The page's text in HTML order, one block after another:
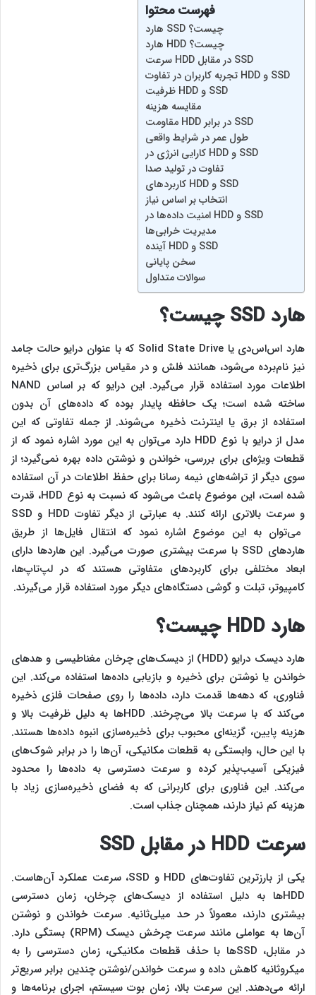
فهرست محتوا
هارد SSD چیست؟
هارد HDD چیست؟
سرعت HDD در مقابل SSD
تجربه کاربران در تفاوت HDD و SSD
ظرفیت HDD و SSD
مقایسه هزینه
مقاومت HDD در برابر SSD
طول عمر در شرایط واقعی
کارایی انرژی در HDD و SSD
تفاوت در تولید صدا
کاربردهای HDD و SSD
انتخاب بر اساس نیاز
امنیت داده‌ها در HDD و SSD
مدیریت خرابی‌ها
آینده HDD و SSD
سخن پایانی
سوالات متداول
هارد SSD چیست؟
هارد اس‌اس‌دی یا Solid State Drive که با عنوان درایو حالت جامد
نیز نام‌برده می‌شود، همانند فلش و در مقیاس بزرگ‌تری برای ذخیره
اطلاعات مورد استفاده قرار می‌گیرد. این درایو که بر اساس NAND
ساخته شده است؛ یک حافظه پایدار بوده که داده‌های آن بدون
استفاده از برق یا اینترنت ذخیره می‌شوند. از جمله تفاوتی که این
مدل از درایو با نوع HDD دارد می‌توان به این مورد اشاره نمود که از
قطعات ویژه‌ای برای بررسی، خواندن و نوشتن داده بهره نمی‌گیرد؛ از
سوی دیگر از تراشه‌های نیمه رسانا برای حفظ اطلاعات در آن استفاده
شده است، این موضوع باعث می‌شود که نسبت به نوع HDD، قدرت
و سرعت بالاتری ارائه کنند. به عبارتی از دیگر تفاوت HDD و SSD
می‌توان به این موضوع اشاره نمود که انتقال فایل‌ها از طریق
هاردهای SSD با سرعت بیشتری صورت می‌گیرد. این هاردها دارای
ابعاد مختلفی برای کاربردهای متفاوتی هستند که در لپ‌تاپ‌ها،
کامپیوتر، تبلت و گوشی دستگاه‌های دیگر مورد استفاده قرار می‌گیرند.
هارد HDD چیست؟
هارد دیسک درایو (HDD) از دیسک‌های چرخان مغناطیسی و هدهای
خواندن یا نوشتن برای ذخیره و بازیابی داده‌ها استفاده می‌کند. این
فناوری، که دهه‌ها قدمت دارد، داده‌ها را روی صفحات فلزی ذخیره
می‌کند که با سرعت بالا می‌چرخند. HDDها به دلیل ظرفیت بالا و
هزینه پایین، گزینه‌ای محبوب برای ذخیره‌سازی انبوه داده‌ها هستند.
با این حال، وابستگی به قطعات مکانیکی، آن‌ها را در برابر شوک‌های
فیزیکی آسیب‌پذیر کرده و سرعت دسترسی به داده‌ها را محدود
می‌کند. این فناوری برای کاربرانی که به فضای ذخیره‌سازی زیاد با
هزینه کم نیاز دارند، همچنان جذاب است.
سرعت HDD در مقابل SSD
یکی از بارزترین تفاوت‌های HDD و SSD، سرعت عملکرد آن‌هاست.
HDDها به دلیل استفاده از دیسک‌های چرخان، زمان دسترسی
بیشتری دارند، معمولاً در حد میلی‌ثانیه. سرعت خواندن و نوشتن
آن‌ها به عواملی مانند سرعت چرخش دیسک (RPM) بستگی دارد.
در مقابل، SSDها با حذف قطعات مکانیکی، زمان دسترسی را به
میکروثانیه کاهش داده و سرعت خواندن/نوشتن چندین برابر سریع‌تر
ارائه می‌دهند. این سرعت بالا، زمان بوت سیستم، اجرای برنامه‌ها و